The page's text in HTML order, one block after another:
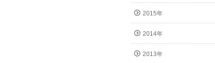
2015年
2014年
2013年